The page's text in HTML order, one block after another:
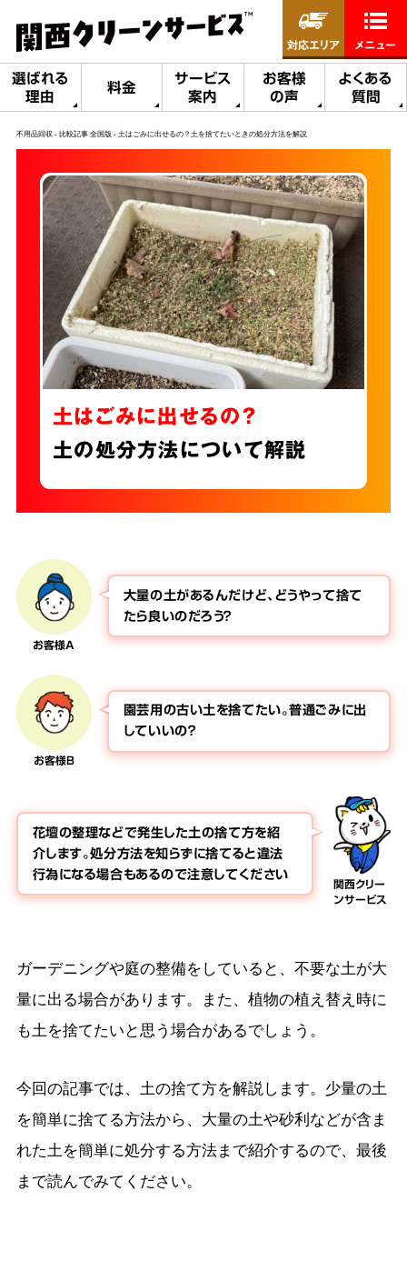
選ばれる
理由
料金
サービス
案内
お客様
の声
よくある
質問
対応エリア メニュー
不用品回収 比較記事 全国版 土はごみに出せるの？土を捨てたいときの処分方法を解説
土はごみに出せるの？
土の処分方法について解説
お客様A
大量の土があるんだけど、どうやって捨て
たら良いのだろう？
お客様B
園芸用の古い土を捨てたい。普通ごみに出
していいの？
関西クリー
ンサービス
花壇の整理などで発生した土の捨て方を紹
介します。処分方法を知らずに捨てると違法
行為になる場合もあるので注意してください
ガーデニングや庭の整備をしていると、不要な土が大
量に出る場合があります。また、植物の植え替え時に
も土を捨てたいと思う場合があるでしょう。
今回の記事では、土の捨て方を解説します。少量の土
を簡単に捨てる方法から、大量の土や砂利などが含ま
れた土を簡単に処分する方法まで紹介するので、最後
まで読んでみてください。